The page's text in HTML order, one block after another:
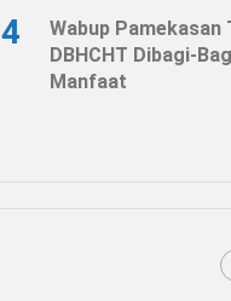
4
Wabup Pamekasan
DBHCHT Dibagi-
Manfaat